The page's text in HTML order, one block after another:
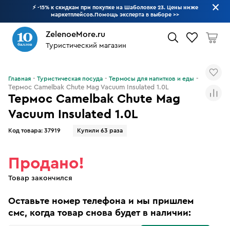
⚡ -15% к скидкам при покупке на Шаболовке 23. Цены ниже
маркетплейсов.Помощь эксперта в выборе >>
ZelenoeMore.ru
Туристический магазин
Термос Camelbak Chute Mag
Vacuum Insulated 1.0L
Код товара: 37919 Купили 63 раза
Главная Туристическая посуда Термосы для напитков и еды
Термос Camelbak Chute Mag Vacuum Insulated 1.0L
Продано!
Товар закончился
Оставьте номер телефона и мы пришлем
смс, когда товар снова будет в наличии: